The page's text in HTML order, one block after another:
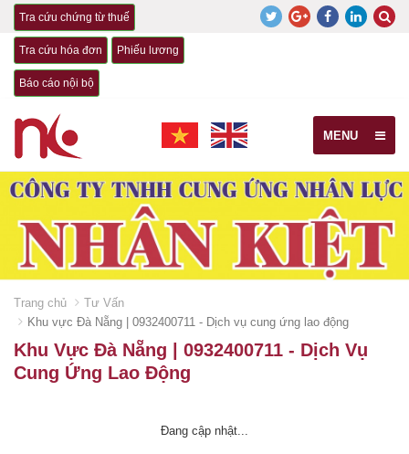
Tra cứu chứng từ thuế
Tra cứu hóa đơn Phiếu lương
Báo cáo nội bộ
MENU
Trang chủ
Tư Vấn
Khu vực Đà Nẵng | 0932400711 - Dịch vụ cung ứng lao động
Khu Vực Đà Nẵng | 0932400711 - Dịch Vụ
Cung Ứng Lao Động
Đang cập nhật...